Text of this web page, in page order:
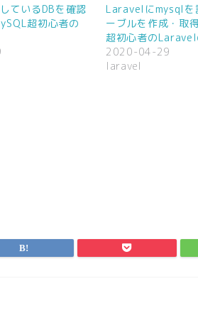
ているDBを確認
超初心者の
Laravelにmysqlを
ーブルを作成・取
超初心者の
2020-04-29
laravel